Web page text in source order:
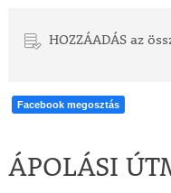
HOZZÁADÁS az
Facebook megosztás
ÁPOLÁSI